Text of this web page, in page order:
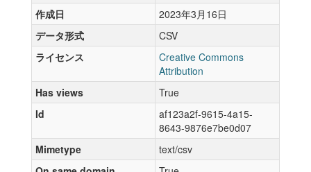
作成日
2023年3月16日
データ形式
CSV
ライセンス
Creative Commons
Attribution
Has views
True
Id
af123a2f-9615-4a15-
8643-9876e7be0d07
Mimetype
text/csv